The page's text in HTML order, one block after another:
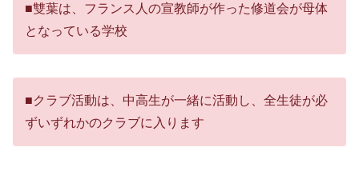
■雙葉は、フランス人の宣教師が作った修道会が母体
となっている学校
■クラブ活動は、中高生が一緒に活動し、全生徒が必
ずいずれかのクラブに入ります